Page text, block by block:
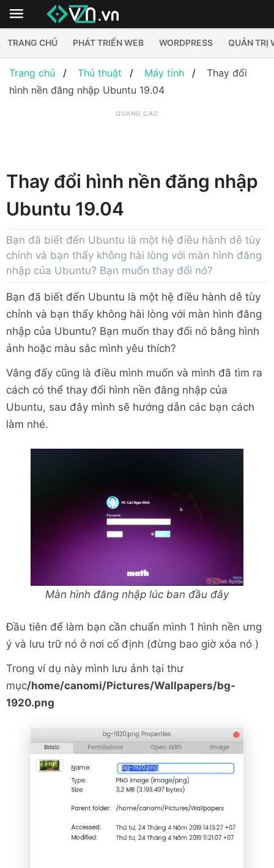
TRANG CHỦ PHÁT TRIỂN WEB WORDPRESS QUẢN TRỊ
Trang chủ Thủ thuật Máy tính
Thay đổi
hình nền đăng nhập Ubuntu 19.04
QUẢNG CÁO
Thay đổi hình nền đăng nhập
Ubuntu 19.04
Bạn đã biết đến Ubuntu là một hệ điều hành dễ tùy
chỉnh và bạn thấy không hài lòng với màn hình đăng
nhập của Ubuntu? Bạn muốn thay đổi nó?
Bạn đã biết đến Ubuntu là một hệ điều hành dễ tùy
chỉnh và bạn thấy không hài lòng với màn hình đăng
nhập của Ubuntu? Bạn muốn thay đổi nó bằng hình
ảnh hoặc màu sắc mình yêu thích?
Vâng đấy cũng là điều mình muốn và mình đã tìm ra
cách có thể thay đổi hình nền đăng nhập của
Ubuntu, sau đây mình sẽ hướng dẫn các bạn cách
làm nhé.
Màn hình đăng nhập lúc ban đầu đây
Đầu tiên để làm bạn cần chuẩn mình 1 hình nền ưng
ý và lưu trữ nó ở nơi cố định (đừng bao giờ xóa nó )
Trong ví dụ này mình lưu ảnh tại thư
mục/home/canomi/Pictures/Wallpapers/bg-
1920.png